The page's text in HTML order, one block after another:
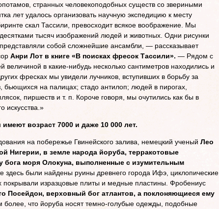
странных человекоподобных существ со звериными
лет удалось организовать научную экспедицию к месту
скал Тассили, превосходит всякое воображение. Мы
тысяч изображений людей и животных. Одни рисунки
собой сложнейшие ансамбли, — рассказывает
Анри Лот в книге «В поисках фресок Тассили». — Рядом с
в какие-нибудь несколько сантиметров находились и
фресках мы увидели лучников, вступивших в борьбу за
бьющихся на палицах; стадо антилоп; людей в пирогах,
пиршеств и т. п. Короче говоря, мы очутились как бы в
искусства.»
возраст 7000 и даже 10 000 лет.
на побережье Гвинейского залива, немецкий ученый Лео
Нигерии, в земле народа йоруба, терракотовые
бога моря Олокуна, выполненные с изумительным
здесь были найдены руины древнего города Ифэ, циклопические
покрывали изразцовые плиты и медные пластины. Фробениус
Посейдон, верховный бог атлантов, а поклоняющиеся ему
более, что йоруба носят темно-голубые одежды, подобные